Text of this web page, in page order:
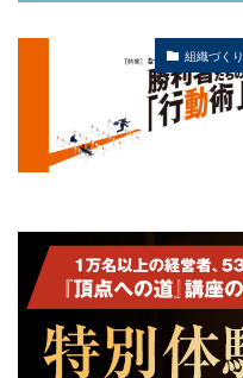
組織づくり